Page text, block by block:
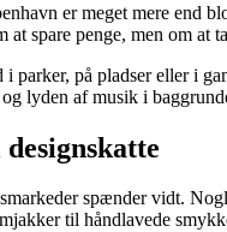
er meget mere end
at spare penge, men om
i parker, på pladser eller i
lyden af musik i
spænder vidt.
til håndlavede